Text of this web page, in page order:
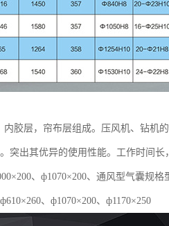
胶层，帘布层组成。压风机、钻机
突出其优异的使用性能。工作时间
、ф1070×200、通风型气囊规格
、ф1070×200、ф1170×250